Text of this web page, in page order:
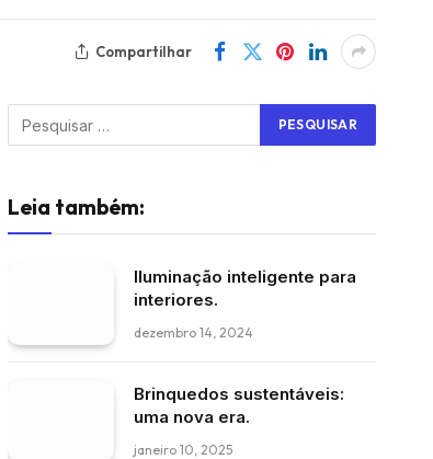
Compartilhar
Leia também:
Iluminação inteligente para
interiores.
dezembro 14, 2024
Brinquedos sustentáveis:
uma nova era.
janeiro 10, 2025